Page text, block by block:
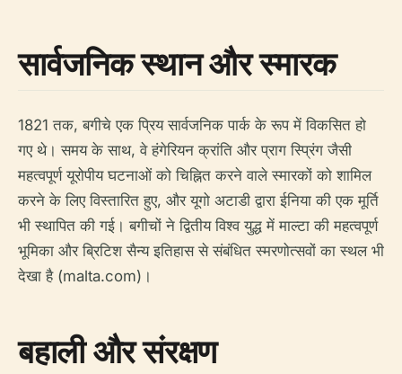
सार्वजनिक स्थान और स्मारक
1821 तक, बगीचे एक प्रिय सार्वजनिक पार्क के रूप में विकसित हो
गए थे। समय के साथ, वे हंगेरियन क्रांति और प्राग स्प्रिंग जैसी
महत्वपूर्ण यूरोपीय घटनाओं को चिह्नित करने वाले स्मारकों को शामिल
करने के लिए विस्तारित हुए, और यूगो अटाडी द्वारा ईनिया की एक मूर्ति
भी स्थापित की गई। बगीचों ने द्वितीय विश्व युद्ध में माल्टा की महत्वपूर्ण
भूमिका और ब्रिटिश सैन्य इतिहास से संबंधित स्मरणोत्सवों का स्थल भी
देखा है (malta.com)।
बहाली और संरक्षण